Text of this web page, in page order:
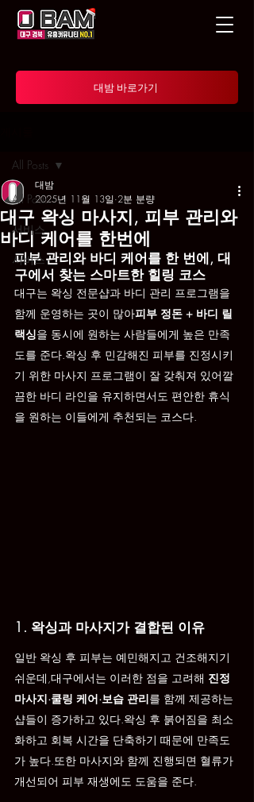
대밤 바로가기
All Posts
서비스
서비스
All Posts
대구 왁싱 마사지, 피부 관리와
바디 케어를 한번에
대밤
2025년 11월 13일 2분 분량
피부 관리와 바디 케어를 한 번에, 대
구에서 찾는 스마트한 힐링 코스
대구는 왁싱 전문샵과 바디 관리 프로그램을
함께 운영하는 곳이 많아피부 정돈 + 바디 릴
랙싱을 동시에 원하는 사람들에게 높은 만족
도를 준다.왁싱 후 민감해진 피부를 진정시키
기 위한 마사지 프로그램이 잘 갖춰져 있어깔
끔한 바디 라인을 유지하면서도 편안한 휴식
을 원하는 이들에게 추천되는 코스다.
1. 왁싱과 마사지가 결합된 이유
일반 왁싱 후 피부는 예민해지고 건조해지기
쉬운데,대구에서는 이러한 점을 고려해 진정
마사지·쿨링 케어·보습 관리를 함께 제공하는
샵들이 증가하고 있다.왁싱 후 붉어짐을 최소
화하고 회복 시간을 단축하기 때문에 만족도
가 높다.또한 마사지와 함께 진행되면 혈류가
개선되어 피부 재생에도 도움을 준다.